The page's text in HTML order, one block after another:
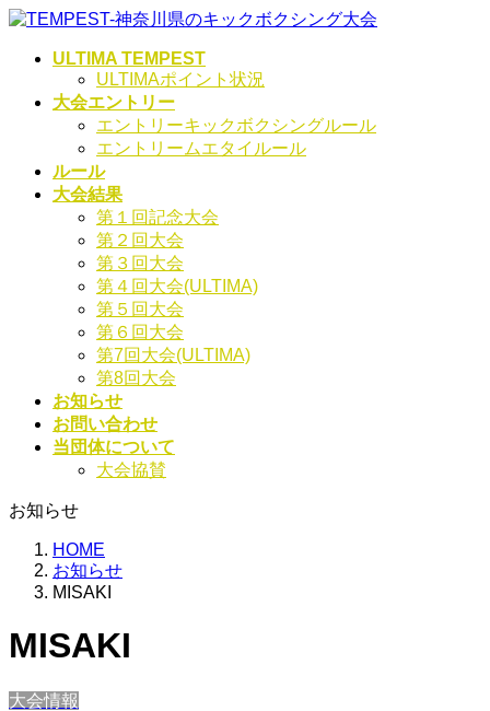
コ
ナ
ULTIMA TEMPEST
ULTIMAポイント状況
大会エントリー
エントリーキックボクシングルール
エントリームエタイルール
ルール
大会結果
第１回記念大会
第２回大会
第３回大会
第４回大会(ULTIMA)
第５回大会
第６回大会
第7回大会(ULTIMA)
第8回大会
お知らせ
お問い合わせ
当団体について
大会協賛
お知らせ
HOME
お知らせ
MISAKI
MISAKI
大会情報